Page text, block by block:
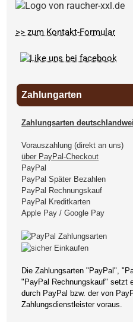
>> zum Kontakt-Formular
Zahlungarten
Zahlungsarten
Vorauszahlung (direkt an uns)
über PayPal-Checkout
PayPal
PayPal Später Bezahlen
PayPal Rechnungskauf
PayPal Kreditkarten
Apple Pay / Google Pay
Die Zahlungsarten "PayPal",
"PayPal Rechnungskauf" setzt
durch PayPal bzw. der von
Zahlungsdienstleister voraus.